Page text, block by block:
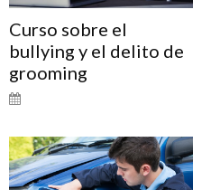
Curso sobre el
bullying y el delito de
grooming